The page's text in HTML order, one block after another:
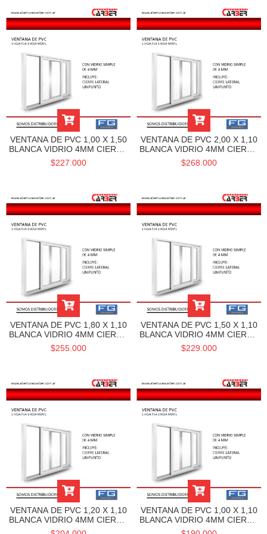
VENTANA DE PVC 1,00 X 1,50
BLANCA VIDRIO 4MM CIERRE
LATERAL UNIPUNTO LÍNEA
FRA
$227.000
VENTANA DE PVC 2,00 X 1,10
BLANCA VIDRIO 4MM CIERRE
LATERAL UNIPUNTO LÍNEA
FRA
$268.000
VENTANA DE PVC 1,80 X 1,10
BLANCA VIDRIO 4MM CIERRE
LATERAL UNIPUNTO LÍNEA
FRA
$255.000
VENTANA DE PVC 1,50 X 1,10
BLANCA VIDRIO 4MM CIERRE
LATERAL UNIPUNTO LÍNEA
FRA
$229.000
VENTANA DE PVC 1,20 X 1,10
BLANCA VIDRIO 4MM CIERRE
LATERAL UNIPUNTO LÍNEA
VENTANA DE PVC 1,00 X 1,10
BLANCA VIDRIO 4MM CIERRE
LATERAL UNIPUNTO FRA